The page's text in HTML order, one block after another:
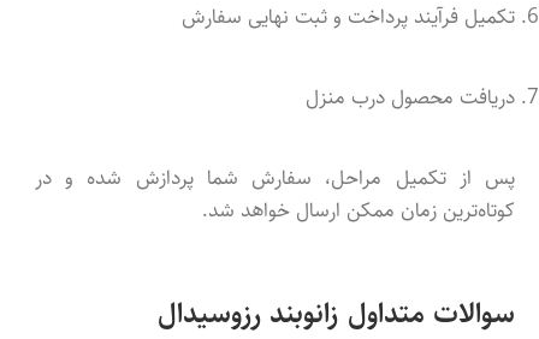
تکمیل فرآیند پرداخت و ثبت نهایی سفارش
دریافت محصول درب منزل
پس از تکمیل مراحل، سفارش شما پردازش شده و در
کوتاه‌ترین زمان ممکن ارسال خواهد شد.
سوالات متداول زانوبند رزوسیدال